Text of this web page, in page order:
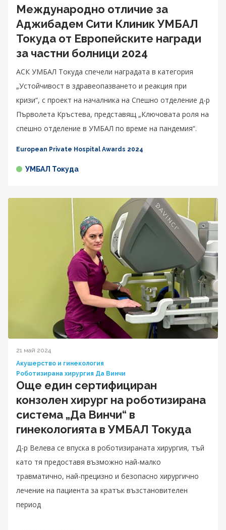
Международно отличие за
Аджибадем Сити Клиник УМБАЛ
Токуда от Европейските награди
за частни болници 2024
АСК УМБАЛ Токуда спечели наградата в категория
„Устойчивост в здравеопазването и реакция при
кризи“, с проект на началника на Спешно отделение д-р
Първолета Кръстева, представящ „Ключовата роля на
спешно отделение в УМБАЛ по време на пандемия“.
European Private Hospital Awards 2024
УМБАЛ Токуда
21 май 2024
Акушерство и гинекология
Роботизирана хирургия Да Винчи
Още един сертифициран
конзолен хирург на роботизирана
система „Да Винчи“ в
гинекологията в УМБАЛ Токуда
Д-р Велева се впуска в роботизираната хирургия, тъй
като тя предоставя възможно най-малко
травматично, най-прецизно и безопасно хирургично
лечение на пациента за кратък възстановителен
период